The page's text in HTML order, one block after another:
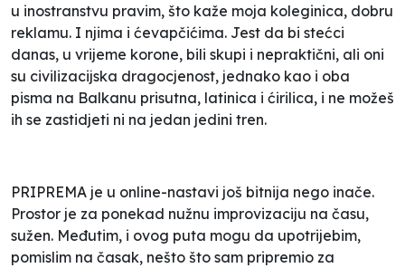
u inostranstvu pravim, što kaže moja koleginica, dobru
reklamu. I njima i ćevapčićima. Jest da bi stećci
danas, u vrijeme korone, bili skupi i nepraktični, ali oni
su civilizacijska dragocjenost, jednako kao i oba
pisma na Balkanu prisutna, latinica i ćirilica, i ne možeš
ih se zastidjeti ni na jedan jedini tren.
PRIPREMA je u online-nastavi još bitnija nego inače.
Prostor je za ponekad nužnu improvizaciju na času,
sužen. Međutim, i ovog puta mogu da upotrijebim,
pomislim na časak, nešto što sam pripremio za